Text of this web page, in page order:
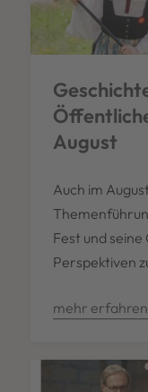
August
Auch im
Fest und
Perspektiven
mehr erfahren